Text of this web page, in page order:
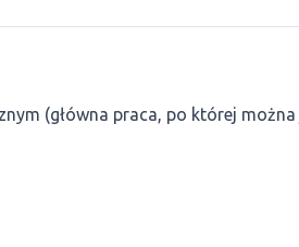
(główna praca, po której można